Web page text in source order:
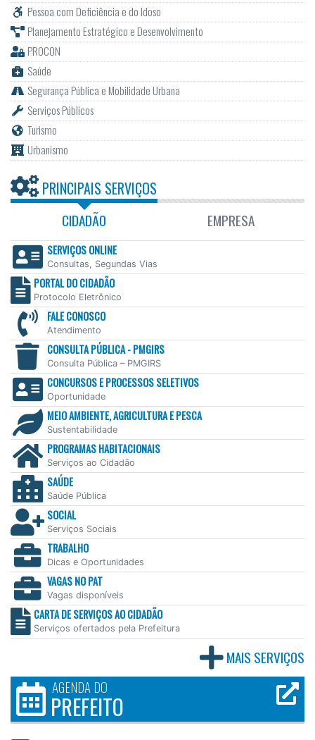
Pessoa com Deficiência e do Idoso
Planejamento Estratégico e Desenvolvimento
PROCON
Saúde
Segurança Pública e Mobilidade Urbana
Serviços Públicos
Turismo
Urbanismo
PRINCIPAIS SERVIÇOS
CIDADÃO EMPRESA
SERVIÇOS ONLINE
Consultas, Segundas Vias
PORTAL DO CIDADÃO
Protocolo Eletrônico
FALE CONOSCO
Atendimento
CONSULTA PÚBLICA - PMGIRS
Consulta Pública – PMGIRS
CONCURSOS E PROCESSOS SELETIVOS
Oportunidade
MEIO AMBIENTE, AGRICULTURA E PESCA
Sustentabilidade
PROGRAMAS HABITACIONAIS
Serviços ao Cidadão
SAÚDE
Saúde Pública
SOCIAL
Serviços Sociais
TRABALHO
Dicas e Oportunidades
VAGAS NO PAT
Vagas disponíveis
CARTA DE SERVIÇOS AO CIDADÃO
Serviços ofertados pela Prefeitura
MAIS SERVIÇOS
AGENDA DO
PREFEITO